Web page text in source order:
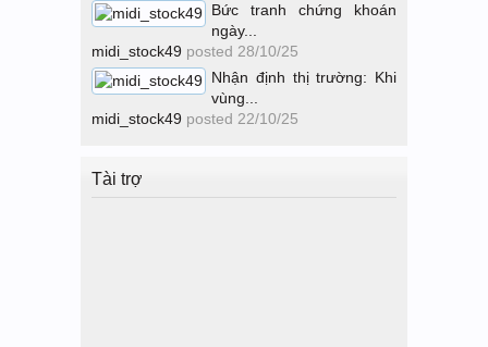
Bức tranh chứng khoán
ngày...
midi_stock49 posted 28/10/25
Nhận định thị trường: Khi
vùng...
midi_stock49 posted 22/10/25
Tài trợ